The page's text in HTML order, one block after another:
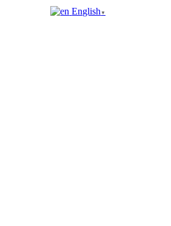
English ▼